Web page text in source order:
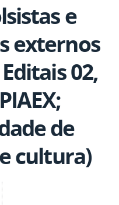
e
externos
02,
de
cultura)